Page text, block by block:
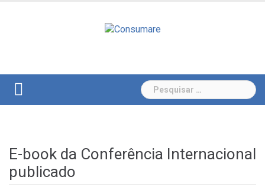
Pesquisar
por:
E-book da Conferência Internacional
publicado